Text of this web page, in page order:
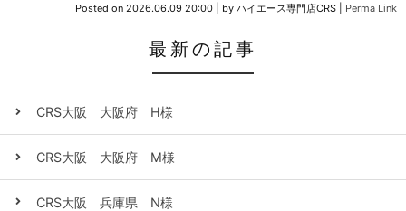
Posted on 2026.06.09 20:00 by ハイエース専門店CRS Perma Link
最新の記事
CRS大阪 大阪府 H様
CRS大阪 大阪府 M様
CRS大阪 兵庫県 N様